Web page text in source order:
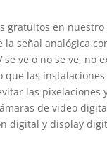
gratuitos en
señal analógica
se ve o no se ve, no
las
las pixelaciones
de video
digital y display